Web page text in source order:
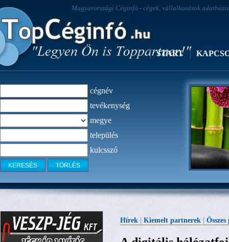
Magyarországi Céginfó - cégek, vállalkozások
START
cégnév
tevékenység
megye
település
kulcsszó
Hírek | Kiemelt partnerek |